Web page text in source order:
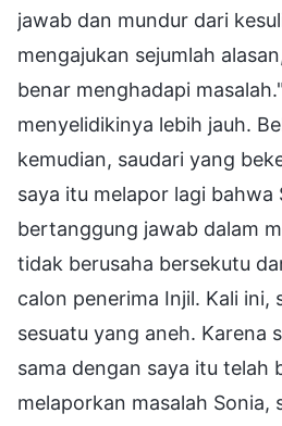
jawab dan mundur dari
mengajukan sejumlah
benar menghadapi
menyelidikinya lebih jauh.
kemudian, saudari yang
saya itu melapor lagi bahwa
bertanggung jawab dalam
tidak berusaha bersekutu
calon penerima Injil. Kali ini,
sesuatu yang aneh. Karena
sama dengan saya itu telah
melaporkan masalah Sonia,